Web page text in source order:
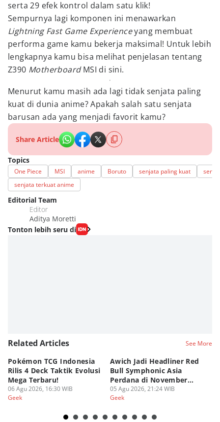
serta 29 efek kontrol dalam satu klik!
Sempurnya lagi komponen ini menawarkan
Lightning Fast Game Experienceyang membuat
performa game kamu bekerja maksimal! Untuk lebih
lengkapnya kamu bisa melihat penjelasan tentang
Z390 MotherboardMSI di sini.
Menurut kamu masih ada lagi tidak senjata paling
kuat di dunia anime? Apakah salah satu senjata
barusan ada yang menjadi favorit kamu?
Share Article
Topics
One Piece MSI anime Boruto senjata paling kuat
senjata terkuat anime
Editorial Team
Editor
Aditya Moretti
Tonton lebih seru di
Related Articles See More
Pokémon TCG Indonesia
Rilis 4 Deck Taktik Evolusi
Mega Terbaru!
06 Agu 2026, 16:30 WIB
Geek
Awich Jadi Headliner Red
Bull Symphonic Asia
Perdana di November
2026!
05 Agu 2026, 21:24 WIB
Geek